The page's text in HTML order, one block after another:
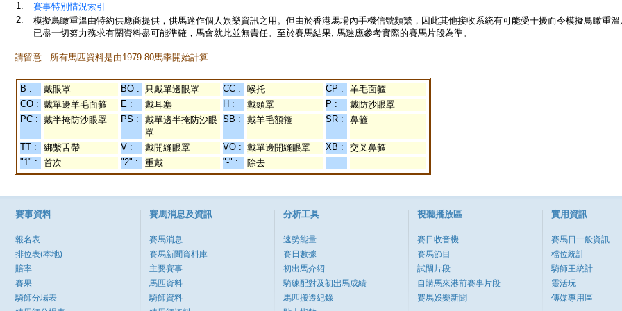
1.
賽事特別情況索引
2.
模擬鳥瞰重溫由特約供應商提供，供馬迷作個人娛樂資訊之用。但由於香港馬場內手機信號頻繁，因此其他接收系統有可能受干擾而令模擬鳥瞰重
已盡一切努力務求有關資料盡可能準確，馬會就此並無責任。至於賽馬結果, 馬迷應參考實際的賽馬片段為準。
請留意 : 所有馬匹資料是由1979-80馬季開始計算
B : 戴眼罩 BO : 只戴單邊眼罩 CC : 喉托 CP :
羊毛面箍
CO : 戴單邊羊毛面箍 E : 戴耳塞 H : 戴頭罩 P :
戴防沙眼罩
PC : 戴半掩防沙眼罩 PS :
戴單邊半掩防沙眼
罩
SB : 戴羊毛額箍 SR : 鼻箍
TT : 綁繫舌帶 V : 戴開縫眼罩 VO : 戴單邊開縫眼罩 XB :
交叉鼻箍
"1" :
首次 "2" : 重戴 "-" : 除去
賽事資料
報名表
排位表(本地)
賠率
賽果
騎師分場表
賽馬消息及資訊
賽馬消息
賽馬新聞資料庫
主要賽事
馬匹資料
騎師資料
分析工具
速勢能量
賽日數據
初出馬介紹
騎練配對及初岀馬成績
馬匹搬遷紀錄
視聽播放區
賽日收音機
賽馬節目
試閘片段
自購馬來港前賽事片段
賽馬娛樂新聞
實用資訊
賽馬日一般資訊
檔位統計
騎師王統計
靈活玩
傳媒專用區